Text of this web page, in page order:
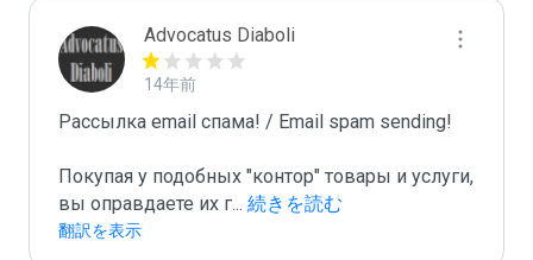
Advocatus Diaboli
14年前
Рассылка email спама! / Email spam sending!
Покупая у подобных "контор" товары и услуги,
вы оправдаете их г... 続きを読む
翻訳を表示